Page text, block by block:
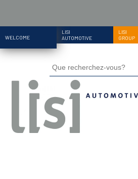
WELCOME
LISI
AUTOMOTIVE
LISI
GROUP